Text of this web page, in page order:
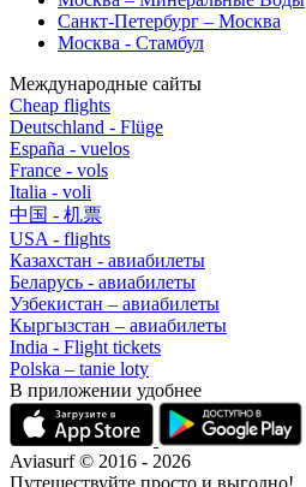
Санкт-Петербург – Москва
Москва - Стамбул
Международные сайты
Cheap flights
Deutschland - Flüge
España - vuelos
France - vols
Italia - voli
中国 - 机票
USA - flights
Казахстан - авиабилеты
Беларусь - авиабилеты
Узбекистан – авиабилеты
Кыргызстан – авиабилеты
India - Flight tickets
Polska – tanie loty
В приложении удобнее
Aviasurf © 2016 - 2026
Путешествуйте просто и выгодно!